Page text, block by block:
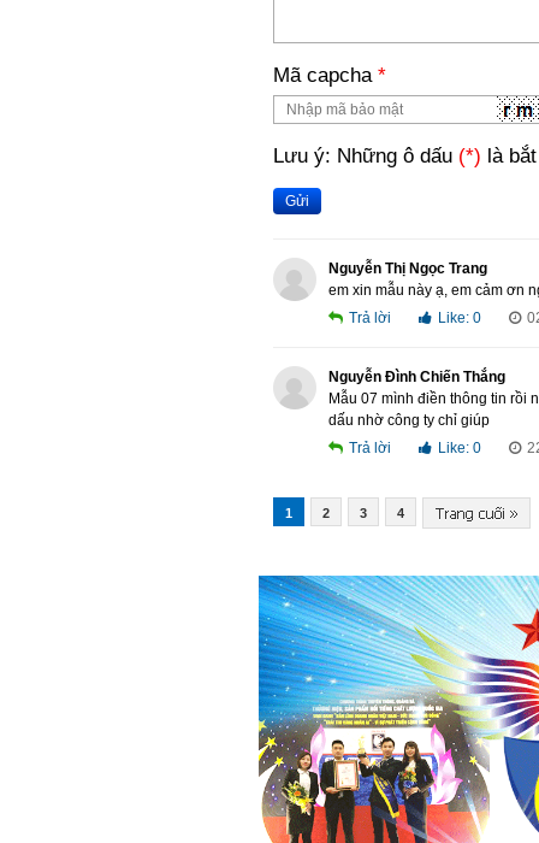
Mã capcha *
Lưu ý: Những ô dấu (*) là
Gửi
Nguyễn Thị Ngọc Trang
em xin mẫu này ạ, em cảm ơn
Trả lời
Like: 0
Nguyễn Đình Chiến Thắng
Mẫu 07 mình điền thông tin rồi
dấu nhờ công ty chỉ giúp
Trả lời
Like: 0
1 2 3 4